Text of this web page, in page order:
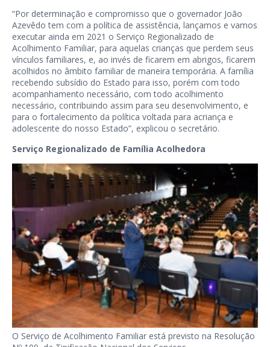
“Por determinação e compromisso que o governador João
Azevêdo tem com a política de assistência, lançamos e vamos
executar ainda em 2021 o Serviço Regionalizado de
Acolhimento Familiar, para aquelas crianças que perdem seus
vínculos familiares, e, ao invés de ficarem em abrigos, ficarem
acolhidos no âmbito familiar de maneira temporária. A família
recebendo subsídio do Estado para isso, porém com todo
acompanhamento necessário, com todo acolhimento
necessário, contribuindo assim para seu desenvolvimento, e
para o fortalecimento da política voltada para acriança e
adolescente do nosso Estado”, explicou o secretário.
Serviço Regionalizado de Família Acolhedora
O Serviço de Acolhimento Familiar está previsto na Resolução